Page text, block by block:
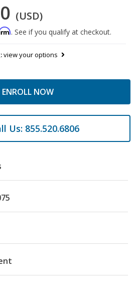
(USD)
. See if you qualify at checkout.
view your options
ENROLL NOW
Us: 855.520.6806